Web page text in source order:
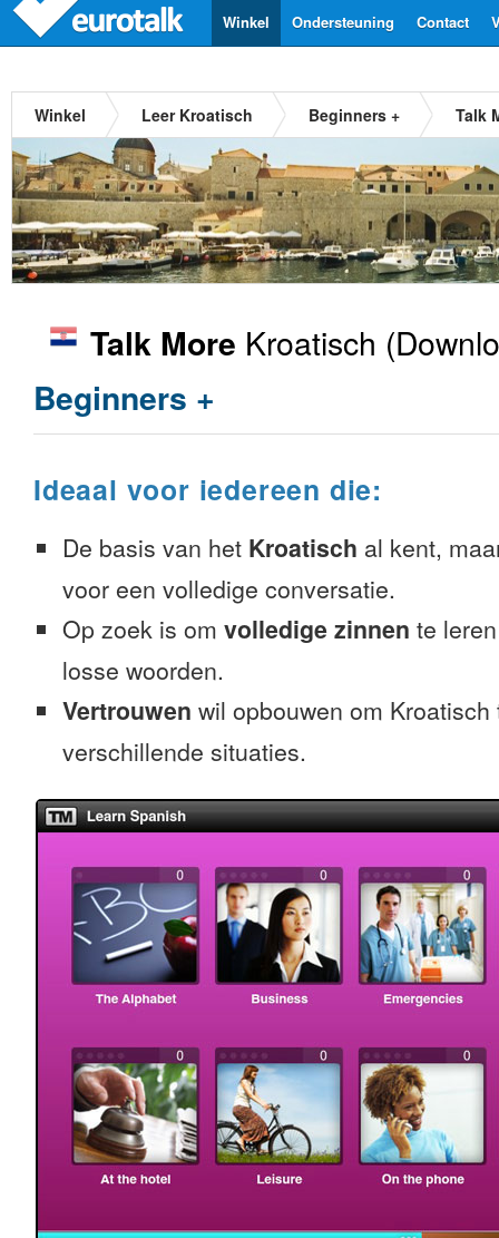
Contact
Ondersteuning
Winkel
Winkel Leer Kroatisch Beginners + Talk
Talk More Kroatisch
Beginners +
Ideaal voor iedereen die:
De basis van het Kroatisch al kent,
voor een volledige conversatie.
Op zoek is om volledige zinnen te
losse woorden.
Vertrouwen wil opbouwen om
verschillende situaties.